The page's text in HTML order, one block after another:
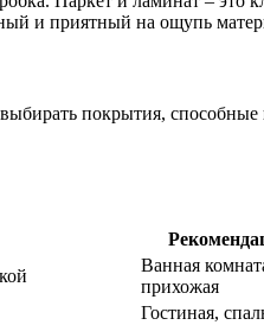
и приятный на ощупь
покрытия,
Ванная
прихожая
Гостиная,